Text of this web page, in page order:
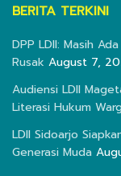
BERITA TERKINI
DPP LDII: Masih
Rusak August 7,
Audiensi LDII
Literasi Hukum
LDII Sidoarjo
Generasi Muda